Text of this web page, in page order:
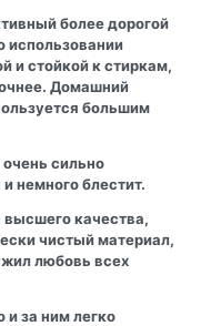
более дорогой
использовании
и стойкой к стиркам,
Домашний
большим
сильно
немного блестит.
высшего качества,
чистый материал,
любовь всех
и за ним легко